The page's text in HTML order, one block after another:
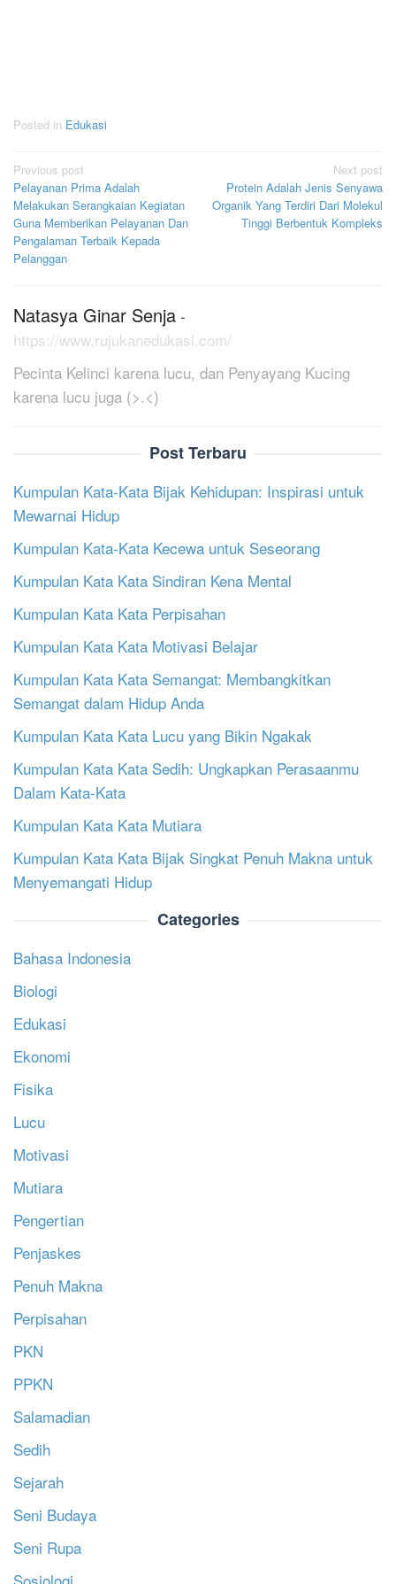
Posted in Edukasi
Post
navigation
Previous post
Pelayanan Prima Adalah
Melakukan Serangkaian Kegiatan
Guna Memberikan Pelayanan Dan
Pengalaman Terbaik Kepada
Pelanggan
Next post
Protein Adalah Jenis Senyawa
Organik Yang Terdiri Dari Molekul
Tinggi Berbentuk Kompleks
Natasya Ginar Senja -
https://www.rujukanedukasi.com/
Pecinta Kelinci karena lucu, dan Penyayang Kucing
karena lucu juga (>.<)
Post Terbaru
Kumpulan Kata-Kata Bijak Kehidupan: Inspirasi untuk
Mewarnai Hidup
Kumpulan Kata-Kata Kecewa untuk Seseorang
Kumpulan Kata Kata Sindiran Kena Mental
Kumpulan Kata Kata Perpisahan
Kumpulan Kata Kata Motivasi Belajar
Kumpulan Kata Kata Semangat: Membangkitkan
Semangat dalam Hidup Anda
Kumpulan Kata Kata Lucu yang Bikin Ngakak
Kumpulan Kata Kata Sedih: Ungkapkan Perasaanmu
Dalam Kata-Kata
Kumpulan Kata Kata Mutiara
Kumpulan Kata Kata Bijak Singkat Penuh Makna untuk
Menyemangati Hidup
Categories
Bahasa Indonesia
Biologi
Edukasi
Ekonomi
Fisika
Lucu
Motivasi
Mutiara
Pengertian
Penjaskes
Penuh Makna
Perpisahan
PKN
PPKN
Salamadian
Sedih
Sejarah
Seni Budaya
Seni Rupa